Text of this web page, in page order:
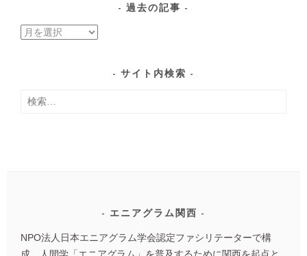
過去の記事
過
事
サイト内検索
検
エニアグラム関西
NPO法人日本エニアグラム学会認定ファシリテーターで構